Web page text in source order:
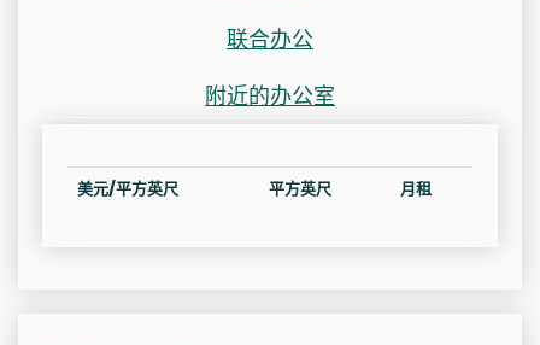
联合办公
附近的办公室
美元/平方英尺 平方英尺 月租